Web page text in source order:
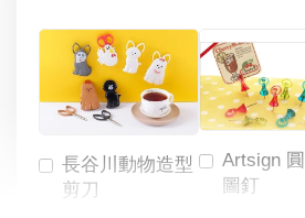
長谷川動物造型
剪刀
Artsign
圖釘